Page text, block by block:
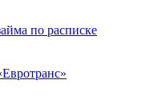
по расписке